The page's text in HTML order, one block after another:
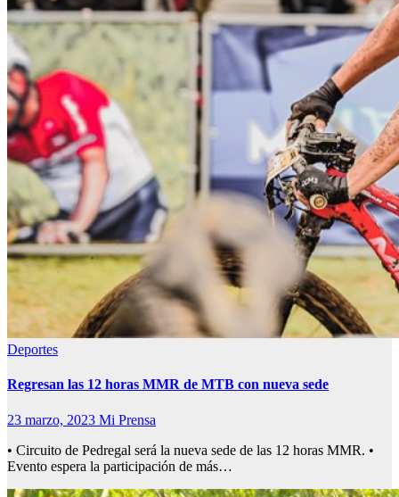
Deportes
Regresan las 12 horas MMR de MTB con nueva sede
23 marzo, 2023 Mi Prensa
• Circuito de Pedregal será la nueva sede de las 12 horas MMR. •
Evento espera la participación de más…